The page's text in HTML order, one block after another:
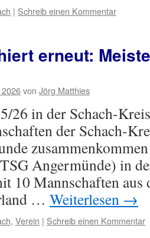
| Schreib einen Kommentar
erneut:
von Jörg Matthies
26 in der Schach-
der Schach-
Angermünde) in
10 Mannschaften aus
… Weiterlesen →
, Verein | Schreib einen Kommentar